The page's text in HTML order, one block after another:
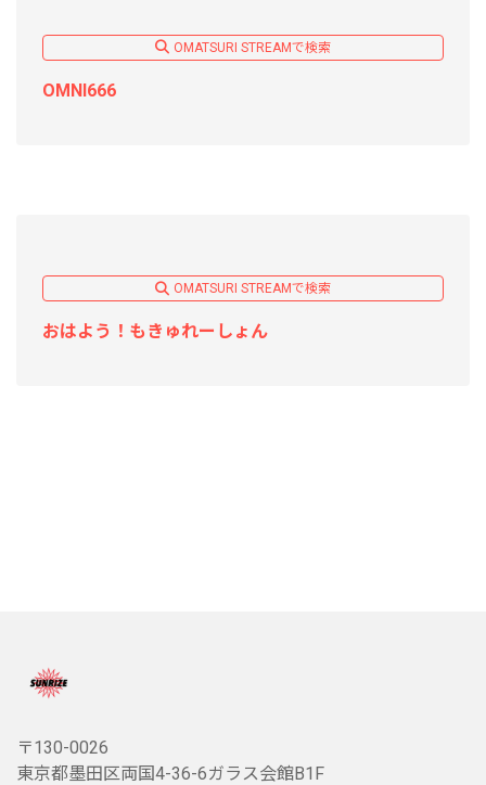
OMATSURI STREAMで検索
OMNI666
OMATSURI STREAMで検索
おはよう！もきゅれーしょん
〒130-0026
東京都墨田区両国4-36-6ガラス会館B1F